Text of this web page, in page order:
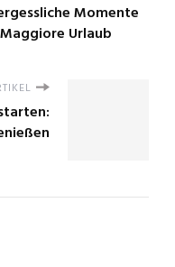
Momente
Urlaub